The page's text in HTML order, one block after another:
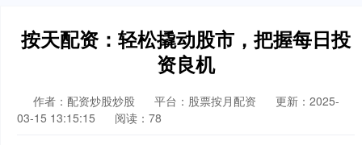
按天配资：轻松撬动股市，把握每日投
资良机
作者：配资炒股炒股 平台：股票按月配资
更新：2025-
03-15 13:15:15
阅读：78